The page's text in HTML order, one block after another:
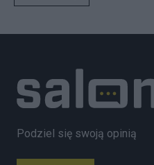
Podziel się swoją opinią